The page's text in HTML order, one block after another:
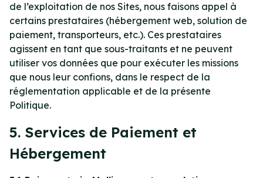
de l’exploitation de nos Sites, nous faisons appel à
certains prestataires (hébergement web, solution de
paiement, transporteurs, etc.). Ces prestataires
agissent en tant que sous-traitants et ne peuvent
utiliser vos données que pour exécuter les missions
que nous leur confions, dans le respect de la
réglementation applicable et de la présente
Politique.
5. Services de Paiement et
Hébergement